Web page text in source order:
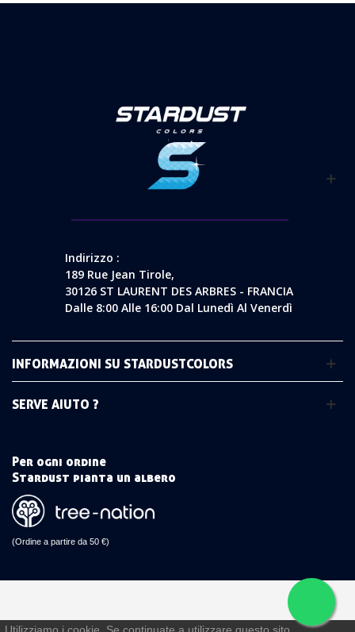
Indirizzo :
189 Rue Jean Tirole,
30126 ST LAURENT DES ARBRES - FRANCIA
Dalle 8:00 Alle 16:00 Dal Lunedì Al Venerdì
INFORMAZIONI SU STARDUSTCOLORS
SERVE AIUTO ?
Per ogni ordine
Stardust pianta un albero
(Ordine a partire da 50 €)